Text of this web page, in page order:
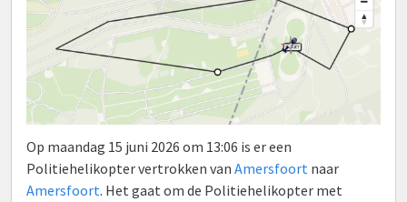
Op maandag 15 juni 2026 om 13:06 is er een
Politiehelikopter vertrokken van Amersfoort naar
Amersfoort. Het gaat om de Politiehelikopter met